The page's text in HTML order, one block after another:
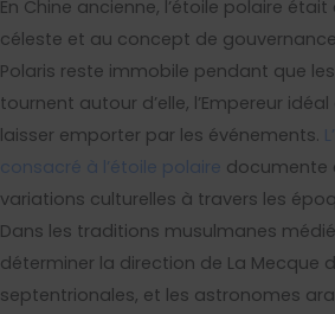
En Chine ancienne, l’étoile polaire était
céleste et au concept de
Polaris reste immobile pendant que
tournent autour d’elle, l’Empereur
laisser emporter par les événements.
consacré à l’étoile polaire documente
variations culturelles à travers les
Dans les traditions musulmanes
déterminer la direction de La Mecque
septentrionales, et les astronomes